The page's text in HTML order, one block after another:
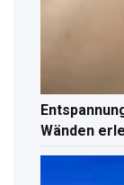
Wänden